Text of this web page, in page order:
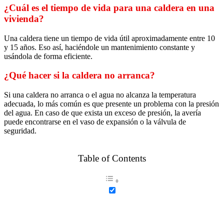
¿Cuál es el tiempo de vida para una caldera en una
vivienda?
Una caldera tiene un tiempo de vida útil aproximadamente entre 10
y 15 años. Eso así, haciéndole un mantenimiento constante y
usándola de forma eficiente.
¿Qué hacer si la caldera no arranca?
Si una caldera no arranca o el agua no alcanza la temperatura
adecuada, lo más común es que presente un problema con la presión
del agua. En caso de que exista un exceso de presión, la avería
puede encontrarse en el vaso de expansión o la válvula de
seguridad.
Table of Contents